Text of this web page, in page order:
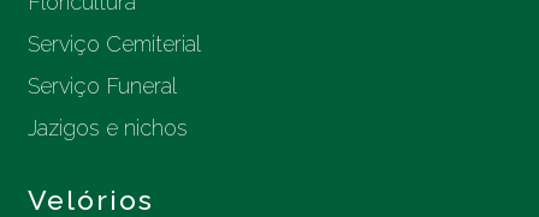
Serviço Cemiterial
Serviço Funeral
Jazigos e nichos
Velórios